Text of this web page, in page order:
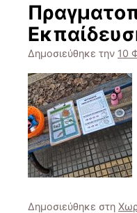
Δημοσιεύθηκε την 10
Δημοσιεύθηκε στη